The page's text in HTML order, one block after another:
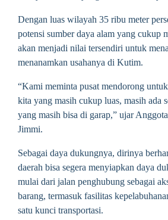
Dengan luas wilayah 35 ribu meter
potensi sumber daya alam yang cukup
akan menjadi nilai tersendiri untuk
menanamkan usahanya di Kutim.
“Kami meminta pusat mendorong
kita yang masih cukup luas, masih ada
yang masih bisa di garap,” ujar
Jimmi.
Sebagai daya dukungnya, dirinya
daerah bisa segera menyiapkan daya
mulai dari jalan penghubung sebagai
barang, termasuk fasilitas
satu kunci transportasi.